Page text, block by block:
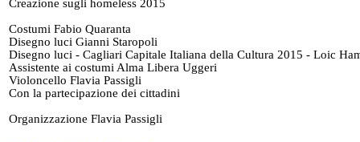
Creazione sugli homeless 2015
Costumi Fabio Quaranta
Disegno luci Gianni Staropoli
Disegno luci - Cagliari Capitale Italiana della Cultura 2015 - Loic
Assistente ai costumi Alma Libera Uggeri
Violoncello Flavia Passigli
Con la partecipazione dei cittadini
Organizzazione Flavia Passigli